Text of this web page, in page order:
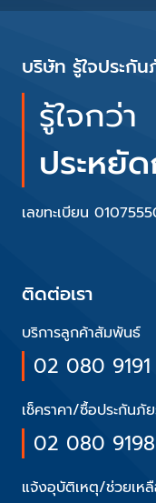
บริษัท รู้ใจประกั
รู้ใจกว่า
ประหยั
เลขทะเบียน
ติดต่อเรา
บริการลูกค้าสัมพันธ์
02 080 9191
เช็คราคา/ซื้อประกันภั
02 080 9198
แจ้งอุบัติเหตุ/ช่วยเห